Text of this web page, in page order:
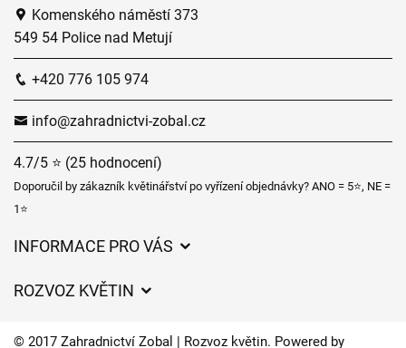
Komenského náměstí 373
549 54 Police nad Metují
+420 776 105 974
info@zahradnictvi-zobal.cz
4.7/5 ⭐ (25 hodnocení)
Doporučil by zákazník květinářství po vyřízení objednávky? ANO = 5⭐, NE =
1⭐
INFORMACE PRO VÁS
Často kladené dotazy
ROZVOZ KVĚTIN
© 2017 Zahradnictví Zobal | Rozvoz květin. Powered by